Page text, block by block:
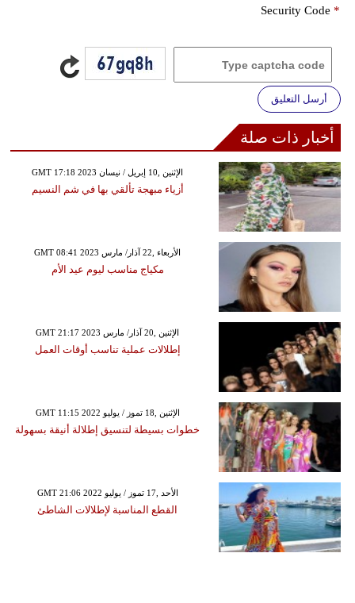
Security Code *
أرسل التعليق
أخبار ذات صلة
GMT 17:18 2023 الإثنين ,10 إبريل / نيسان
أزياء مبهجة تألقي بها في شم النسيم
GMT 08:41 2023 الأربعاء ,22 آذار/ مارس
مكياج مناسب ليوم عيد الأم
GMT 21:17 2023 الإثنين ,20 آذار/ مارس
إطلالات عملية تناسب أوقات العمل
GMT 11:15 2022 الإثنين ,18 تموز / يوليو
خطوات بسيطة لتنسيق إطلالة أنيقة بسهولة
GMT 21:06 2022 الأحد ,17 تموز / يوليو
القطع المناسبة لإطلالات الشاطئ